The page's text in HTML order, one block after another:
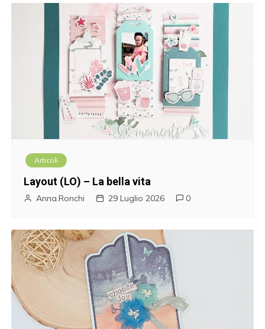
Articoli
Layout (LO) – La bella vita
Anna.Ronchi 29 Luglio 2026 0